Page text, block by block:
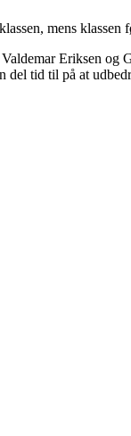
mens
Eriksen
del tid til på at